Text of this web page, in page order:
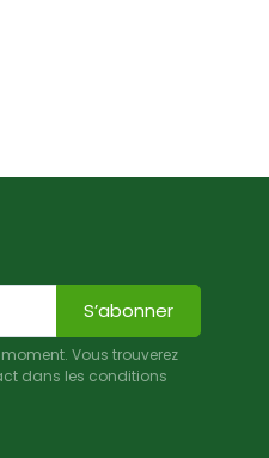
S’abonner
Vous trouverez
dans les conditions